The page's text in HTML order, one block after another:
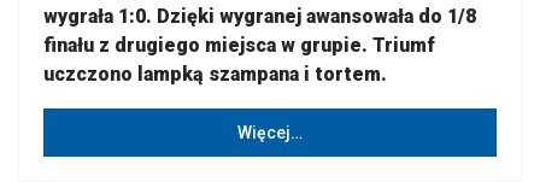
wygrała 1:0. Dzięki wygranej awansowała do 1/8
finału z drugiego miejsca w grupie. Triumf
uczczono lampką szampana i tortem.
Więcej…